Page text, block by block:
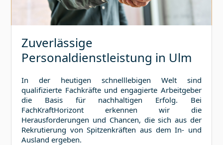
Zuverlässige
Personaldienstleistung in Ulm
In der heutigen schnelllebigen Welt sind
qualifizierte Fachkräfte und engagierte Arbeitgeber
die Basis für nachhaltigen Erfolg. Bei
FachKraftHorizont erkennen wir die
Herausforderungen und Chancen, die sich aus der
Rekrutierung von Spitzenkräften aus dem In- und
Ausland ergeben.